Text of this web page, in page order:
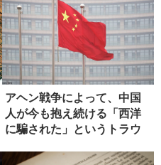
アヘン戦争によって、中国
人が今も抱え続ける「西洋
に騙された」というトラウ